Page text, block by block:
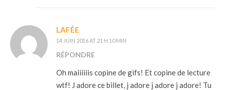
LAFÉE
14 JUIN 2016 AT 21 H 10 MIN
RÉPONDRE
Oh maiiiiiis copine de gifs! Et copine de lecture
wtf! J adore ce billet, j adore j adore j adore! Tu